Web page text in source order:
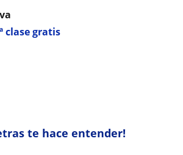
clase gratis
te hace entender!